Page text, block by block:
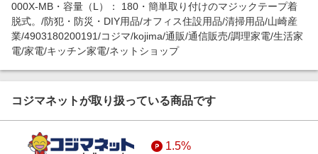
000X-MB・容量（L）： 180・簡単取り付けのマジックテープ着
脱式。/防犯・防災・DIY用品/オフィス住設用品/清掃用品/山崎産
業/4903180200191/コジマ/kojima/通販/通信販売/調理家電/生活家
電/家電/キッチン家電/ネットショップ
コジマネットが取り扱っている商品です
1.5%